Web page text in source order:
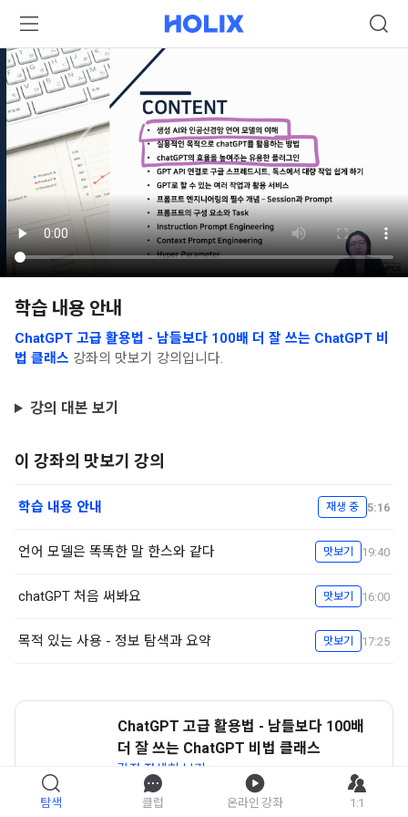
학습 내용 안내
ChatGPT 고급 활용법 - 남들보다 100배 더 잘 쓰는 ChatGPT 비
법 클래스 강좌의 맛보기 강의입니다.
강의 대본 보기
이 강좌의 맛보기 강의
학습 내용 안내 재생 중 5:16
언어 모델은 똑똑한 말 한스와 같다 맛보기 19:40
chatGPT 처음 써봐요 맛보기 16:00
목적 있는 사용 - 정보 탐색과 요약 맛보기 17:25
ChatGPT 고급 활용법 - 남들보다 100배
더 잘 쓰는 ChatGPT 비법 클래스
강좌 자세히 보기
탐색 클럽 온라인 강좌 1:1